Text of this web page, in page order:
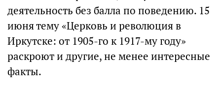
деятельность без балла по поведению. 15
июня тему «Церковь и революция в
Иркутске: от 1905-го к 1917-му году»
раскроют и другие, не менее интересные
факты.